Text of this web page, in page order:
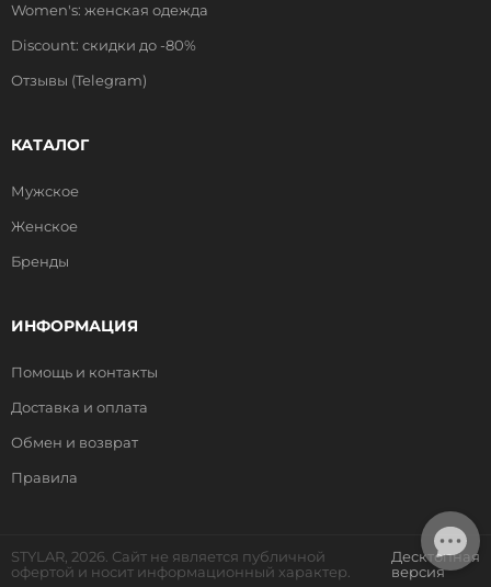
Women's: женская одежда
Discount: скидки до -80%
Отзывы (Telegram)
КАТАЛОГ
Мужское
Женское
Бренды
ИНФОРМАЦИЯ
Помощь и контакты
Доставка и оплата
Обмен и возврат
Правила
STYLAR, 2026. Сайт не является публичной
офертой и носит информационный характер.
Десктопная
версия